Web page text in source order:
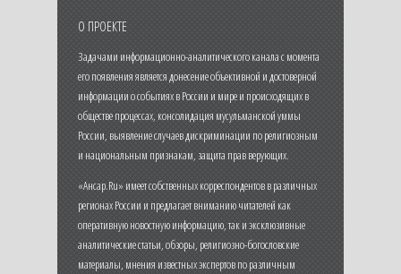
О ПРОЕКТЕ
Задачами информационно-аналитического канала с момента
его появления является донесение объективной и достоверной
информации о событиях в России и мире и происходящих в
обществе процессах, консолидация мусульманской уммы
России, выявление случаев дискриминации по религиозным
и национальным признакам, защита прав верующих.
«Ансар.Ru» имеет собственных корреспондентов в различных
регионах России и предлагает вниманию читателей как
оперативную новостную информацию, так и эксклюзивные
аналитические статьи, обзоры, религиозно-богословские
материалы, мнения известных экспертов по различным